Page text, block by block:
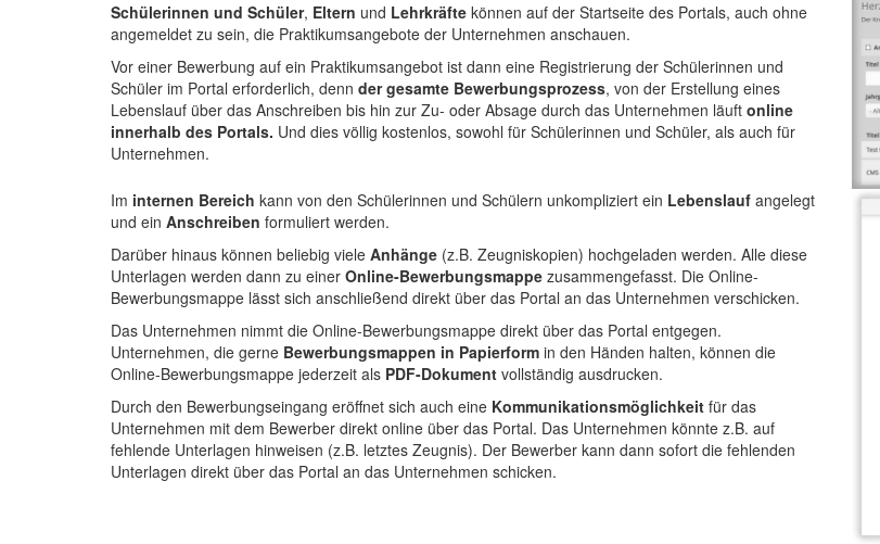
Schülerinnen und Schüler, Eltern und Lehrkräfte können auf der Startseite des Portals, auch ohne
angemeldet zu sein, die Praktikumsangebote der Unternehmen anschauen.
Vor einer Bewerbung auf ein Praktikumsangebot ist dann eine Registrierung der Schülerinnen und
Schüler im Portal erforderlich, denn der gesamte Bewerbungsprozess, von der Erstellung eines
Lebenslauf über das Anschreiben bis hin zur Zu- oder Absage durch das Unternehmen läuft online
innerhalb des Portals. Und dies völlig kostenlos, sowohl für Schülerinnen und Schüler, als auch für
Unternehmen.
Im internen Bereich kann von den Schülerinnen und Schülern unkompliziert ein Lebenslauf angelegt
und ein Anschreiben formuliert werden.
Darüber hinaus können beliebig viele Anhänge (z.B. Zeugniskopien) hochgeladen werden. Alle diese
Unterlagen werden dann zu einer Online-Bewerbungsmappe zusammengefasst. Die Online-
Bewerbungsmappe lässt sich anschließend direkt über das Portal an das Unternehmen verschicken.
Das Unternehmen nimmt die Online-Bewerbungsmappe direkt über das Portal entgegen.
Unternehmen, die gerne Bewerbungsmappen in Papierform in den Händen halten, können die
Online-Bewerbungsmappe jederzeit als PDF-Dokument vollständig ausdrucken.
Durch den Bewerbungseingang eröffnet sich auch eine Kommunikationsmöglichkeit für das
Unternehmen mit dem Bewerber direkt online über das Portal. Das Unternehmen könnte z.B. auf
fehlende Unterlagen hinweisen (z.B. letztes Zeugnis). Der Bewerber kann dann sofort die fehlenden
Unterlagen direkt über das Portal an das Unternehmen schicken.